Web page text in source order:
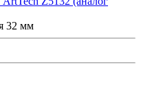
32 мм